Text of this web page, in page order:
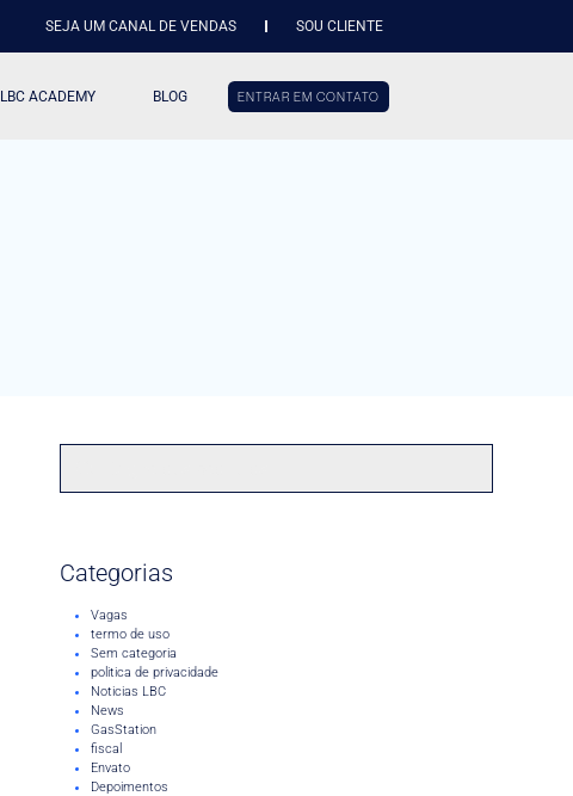
SEJA UM CANAL DE VENDAS SOU CLIENTE
LBC ACADEMY BLOG ENTRAR EM CONTATO
Categorias
Vagas
termo de uso
Sem categoria
politica de privacidade
Noticias LBC
News
GasStation
fiscal
Envato
Depoimentos